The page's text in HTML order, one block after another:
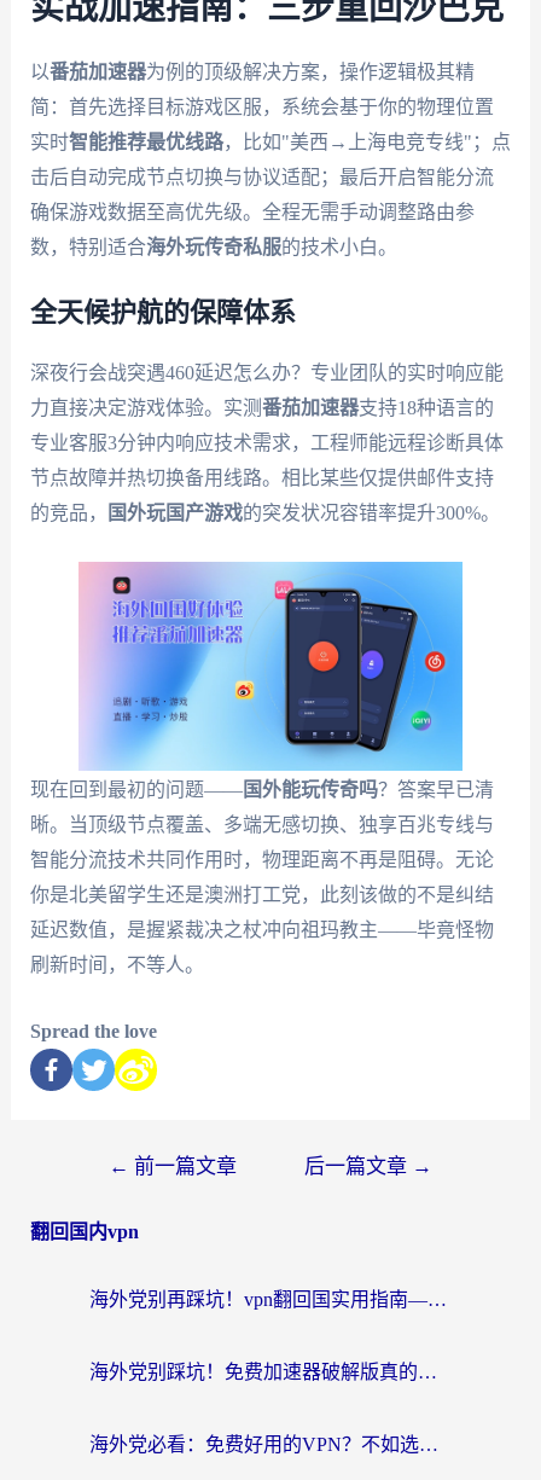
实战加速指南：三步重回沙巴克
以番茄加速器为例的顶级解决方案，操作逻辑极其精
简：首先选择目标游戏区服，系统会基于你的物理位置
实时智能推荐最优线路，比如"美西→上海电竞专线"；点
击后自动完成节点切换与协议适配；最后开启智能分流
确保游戏数据至高优先级。全程无需手动调整路由参
数，特别适合海外玩传奇私服的技术小白。
全天候护航的保障体系
深夜行会战突遇460延迟怎么办？专业团队的实时响应能
力直接决定游戏体验。实测番茄加速器支持18种语言的
专业客服3分钟内响应技术需求，工程师能远程诊断具体
节点故障并热切换备用线路。相比某些仅提供邮件支持
的竞品，
国外玩国产游戏的突发状况容错率提升300%。
现在回到最初的问题——国外能玩传奇吗？答案早已清
晰。当顶级节点覆盖、多端无感切换、独享百兆专线与
智能分流技术共同作用时，物理距离不再是阻碍。无论
你是北美留学生还是澳洲打工党，此刻该做的不是纠结
延迟数值，是握紧裁决之杖冲向祖玛教主——毕竟怪物
刷新时间，不等人。
Spread the love
← 前一篇文章 后一篇文章 →
翻回国内vpn
海外党别再踩坑！vpn翻回国实用指南——选对加速器，国内资源无缝用
海外党别踩坑！免费加速器破解版真的能用？教你无缝访问国内资源的正确姿势
海外党必看：免费好用的VPN？不如选对转国内加速器实现无缝追剧